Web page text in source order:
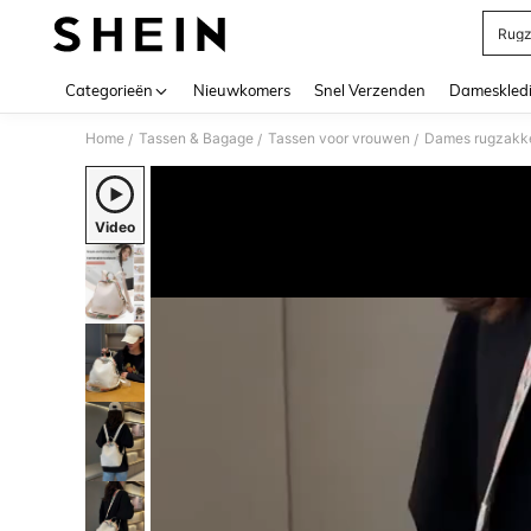
Categorieën Nieuwkomers Snel Verzenden
Home / Tassen & Bagage / Tassen voor vrouwen / Dames
Video